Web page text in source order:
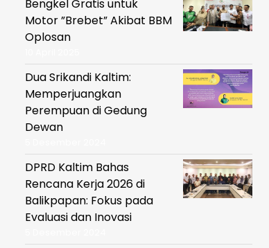
Bengkel Gratis untuk
Motor ”Brebet” Akibat BBM
Oplosan
Dua Srikandi Kaltim:
Memperjuangkan
Perempuan di Gedung
Dewan
DPRD Kaltim Bahas
Rencana Kerja 2026 di
Balikpapan: Fokus pada
Evaluasi dan Inovasi